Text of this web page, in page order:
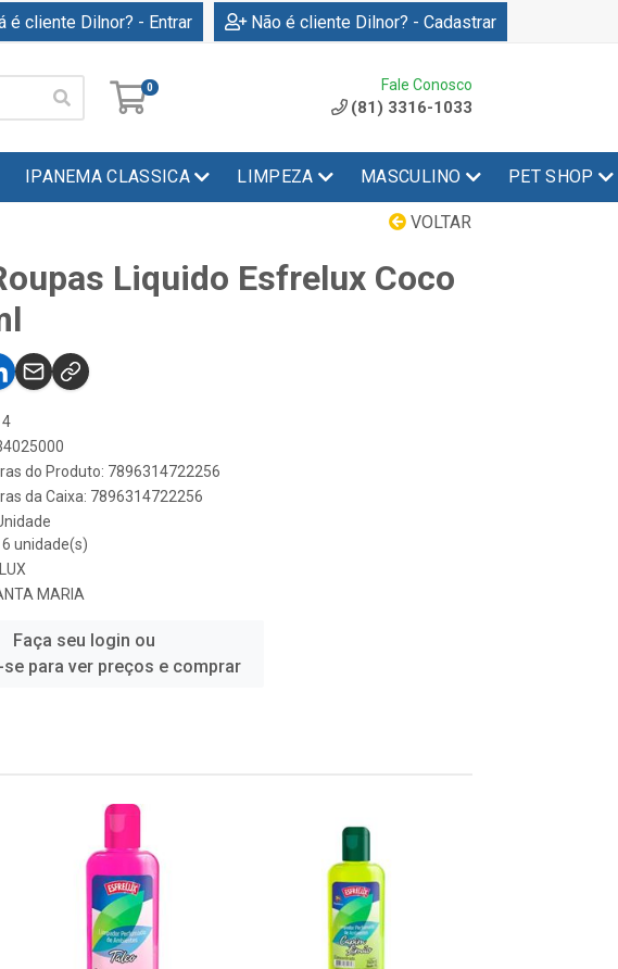
é cliente Dilnor? - Entrar Não é cliente Dilnor? - Cadastrar
0 Fale Conosco
(81) 3316-1033
IPANEMA CLASSICA LIMPEZA MASCULINO PET SHOP
VOLTAR
Liquido Esfrelux Coco
do Produto: 7896314722256
da Caixa: 7896314722256
unidade(s)
MARIA
Faça seu login ou
para ver preços e comprar